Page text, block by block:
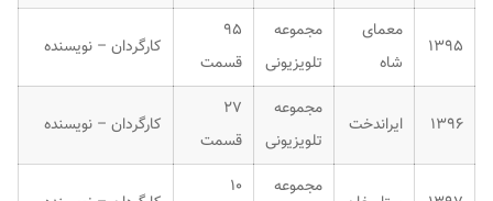
۱۳۹۵
معمای
شاه
مجموعه
تلویزیونی
۹۵
قسمت
کارگردان – نویسنده
۱۳۹۶ ایراندخت
مجموعه
تلویزیونی
۲۷
قسمت
کارگردان – نویسنده
مجموعه
۱۰